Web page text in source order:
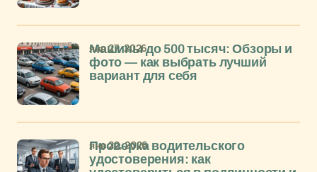
Машины до 500 тысяч: Обзоры и
фото — как выбрать лучший
вариант для себя
янв 27, 2026
Проверка водительского
удостоверения: как
янв 22, 2026